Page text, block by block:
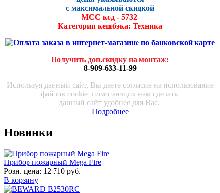
с максимальной скидкой
МСС код - 5732
Категория кешбэка: Техника
Получить доп.скидку на монтаж:
8-909-633-11-99
Используя данный сайт, Вы даете согласие на использование
файлов cookie, помогающих нам сделать
данный сайт удобнее для Вас.
Подробнее
Новинки
Прибор пожарный Mega Fire
Розн. цена: 12 710 руб.
В корзину